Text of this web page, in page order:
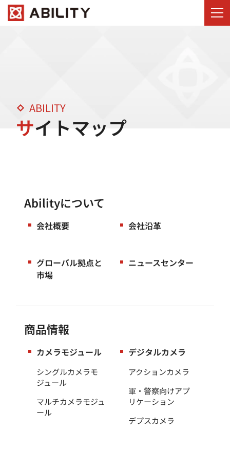
ABILITY
サイトマップ
Abilityについて
会社概要 会社沿革
グローバル拠点と
市場
ニュースセンター
商品情報
カメラモジュール
シングルカメラモ
ジュール
マルチカメラモジュ
ール
デジタルカメラ
アクションカメラ
軍・警察向けアプ
リケーション
デプスカメラ